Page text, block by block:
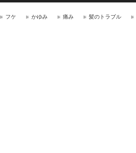
フケ かゆみ 痛み 髪のトラブル